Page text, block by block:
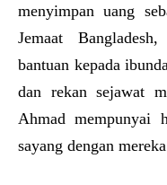
menyimpan uang
Jemaat
bantuan kepada
dan rekan sejawat
Ahmad mempunyai
sayang dengan